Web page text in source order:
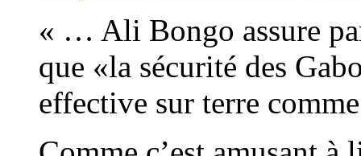
« … Ali Bongo assure
que «la sécurité des
effective sur terre